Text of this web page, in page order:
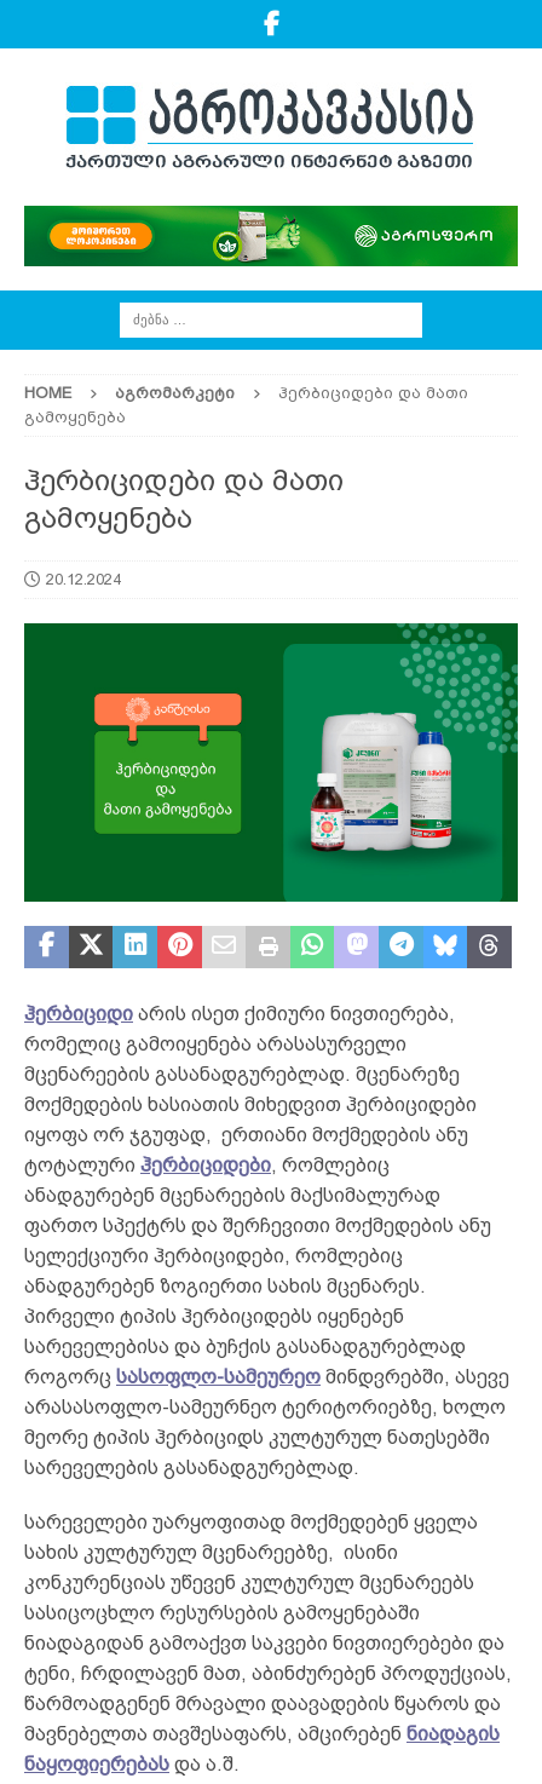
HOME ᲐᲒᲠᲝᲛᲐᲠᲙᲔᲢᲘ
ჰერბიციდები და მათი
გამოყენება
ჰერბიციდები და მათი
გამოყენება
20.12.2024
ჰერბიციდი არის ისეთ ქიმიური ნივთიერება,
რომელიც გამოიყენება არასასურველი
მცენარეების გასანადგურებლად. მცენარეზე
მოქმედების ხასიათის მიხედვით ჰერბიციდები
იყოფა ორ ჯგუფად, ერთიანი მოქმედების ანუ
ტოტალური ჰერბიციდები, რომლებიც
ანადგურებენ მცენარეების მაქსიმალურად
ფართო სპექტრს და შერჩევითი მოქმედების ანუ
სელექციური ჰერბიციდები, რომლებიც
ანადგურებენ ზოგიერთი სახის მცენარეს.
პირველი ტიპის ჰერბიციდებს იყენებენ
სარეველებისა და ბუჩქის გასანადგურებლად
როგორც სასოფლო-სამეურეო მინდვრებში, ასევე
არასასოფლო-სამეურნეო ტერიტორიებზე, ხოლო
მეორე ტიპის ჰერბიციდს კულტურულ ნათესებში
სარეველების გასანადგურებლად.
სარეველები უარყოფითად მოქმედებენ ყველა
სახის კულტურულ მცენარეებზე, ისინი
კონკურენციას უწევენ კულტურულ მცენარეებს
სასიცოცხლო რესურსების გამოყენებაში
ნიადაგიდან გამოაქვთ საკვები ნივთიერებები და
ტენი, ჩრდილავენ მათ, აბინძურებენ პროდუქციას,
წარმოადგენენ მრავალი დაავადების წყაროს და
მავნებელთა თავშესაფარს, ამცირებენ ნიადაგის
ნაყოფიერებას და ა.შ.